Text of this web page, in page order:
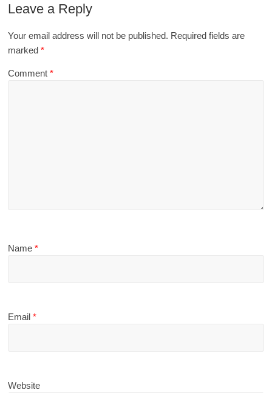
Leave a Reply
Your email address will not be published. Required fields are
marked*
Comment*
Name*
Email*
Website